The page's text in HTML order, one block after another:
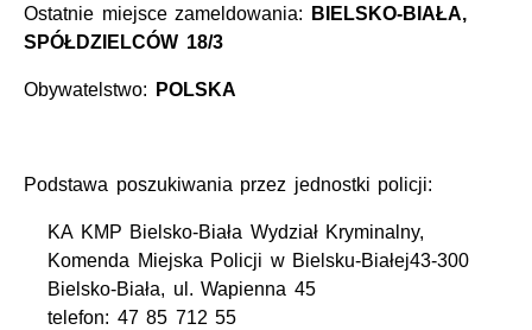
Ostatnie miejsce zameldowania:
BIELSKO-BIAŁA,
SPÓŁDZIELCÓW 18/3
Obywatelstwo: POLSKA
Podstawa poszukiwania przez jednostki policji:
KA KMP Bielsko-Biała Wydział Kryminalny,
Komenda Miejska Policji w Bielsku-Białej43-300
Bielsko-Biała, ul. Wapienna 45
telefon: 47 85 712 55